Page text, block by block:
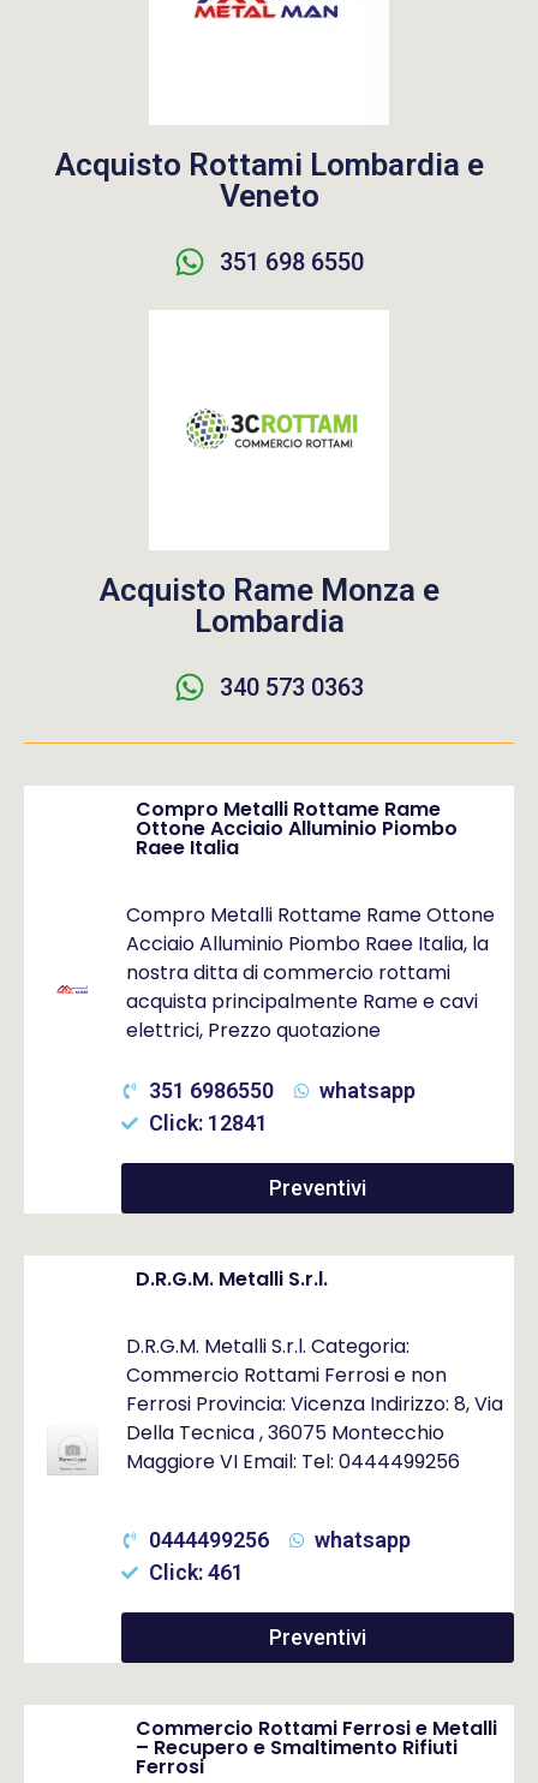
Acquisto Rottami Lombardia e
Veneto
351 698 6550
Acquisto Rame Monza e
Lombardia
340 573 0363
Compro Metalli Rottame Rame
Ottone Acciaio Alluminio Piombo
Raee Italia
Compro Metalli Rottame Rame Ottone
Acciaio Alluminio Piombo Raee Italia, la
nostra ditta di commercio rottami
acquista principalmente Rame e cavi
elettrici, Prezzo quotazione
351 6986550
whatsapp
Click: 12841
Preventivi
D.R.G.M. Metalli S.r.l.
D.R.G.M. Metalli S.r.l. Categoria:
Commercio Rottami Ferrosi e non
Ferrosi Provincia: Vicenza Indirizzo: 8, Via
Della Tecnica , 36075 Montecchio
Maggiore VI Email: Tel: 0444499256
0444499256
whatsapp
Click: 461
Preventivi
Commercio Rottami Ferrosi e Metalli
– Recupero e Smaltimento Rifiuti
Ferrosi